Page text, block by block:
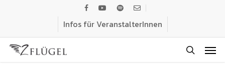
content
facebook
youtubespotifyemail
Infos für VeranstalterInnen